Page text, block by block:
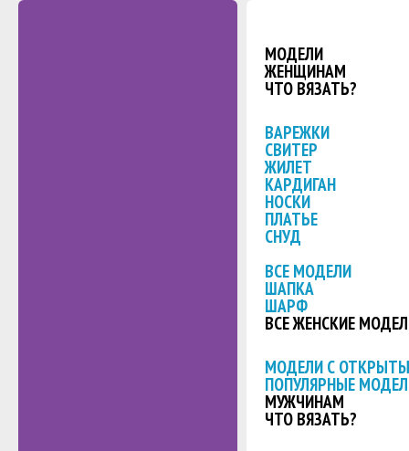
МОДЕЛИ
ЖЕНЩИНАМ
ЧТО ВЯЗАТЬ?
ВАРЕЖКИ
СВИТЕР
ЖИЛЕТ
КАРДИГАН
НОСКИ
ПЛАТЬЕ
СНУД
ВСЕ МОДЕЛИ
ШАПКА
ШАРФ
ВСЕ ЖЕНСКИЕ
МОДЕЛИ С
ПОПУЛЯРНЫЕ
МУЖЧИНАМ
ЧТО ВЯЗАТЬ?